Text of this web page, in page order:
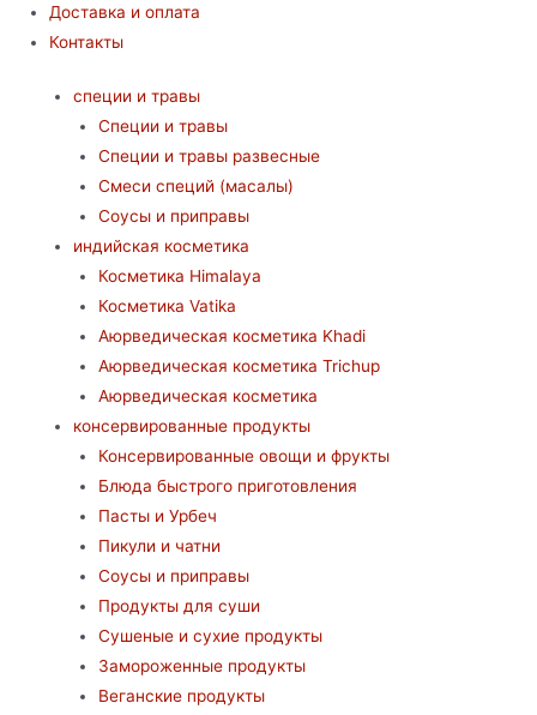
Доставка и оплата
Контакты
специи и травы
Специи и травы
Специи и травы развесные
Смеси специй (масалы)
Соусы и приправы
индийская косметика
Косметика Himalaya
Косметика Vatika
Аюрведическая коcметика Khadi
Аюрведическая коcметика Trichup
Аюрведическая косметика
консервированные продукты
Консервированные овощи и фрукты
Блюда быстрого приготовления
Пасты и Урбеч
Пикули и чатни
Соусы и приправы
Продукты для суши
Сушеные и сухие продукты
Замороженные продукты
Веганские продукты